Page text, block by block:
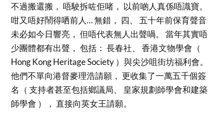
不過搬還搬， 唔駛拆咗佢啫， 以前啲人真係唔識寶。
咁又唔好鬧得哂前人… 無錯， 四、 五十年前保育聲音
未必如今日響亮， 但唔代表無人出聲喎。 當年其實唔
少團體都有出聲， 包括： 長春社、 香港文物學會（
Hong Kong Heritage Society ）與尖沙咀街坊福利會。
他們不單向港督麥理浩請願， 更收集了一萬五千個簽
名（ 支持者甚至包括鄉議局、 皇家規劃師學會和建築
師學會 ）， 直接向英女王請願。